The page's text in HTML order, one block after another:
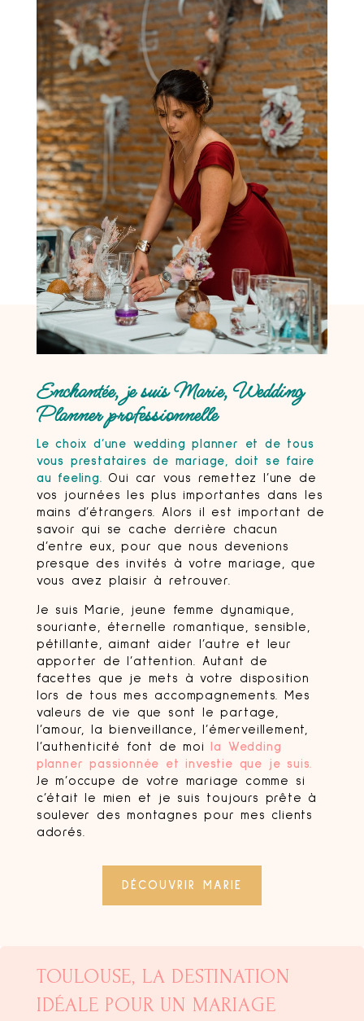
Enchantée, je suis Marie, Wedding
Planner professionnelle
Le choix d’une wedding planner et de tous
vous prestataires de mariage, doit se faire
au feeling. Oui car vous remettez l’une de
vos journées les plus importantes dans les
mains d’étrangers. Alors il est important de
savoir qui se cache derrière chacun
d’entre eux, pour que nous devenions
presque des invités à votre mariage, que
vous avez plaisir à retrouver.
Je suis Marie, jeune femme dynamique,
souriante, éternelle romantique, sensible,
pétillante, aimant aider l’autre et leur
apporter de l’attention. Autant de
facettes que je mets à votre disposition
lors de tous mes accompagnements. Mes
valeurs de vie que sont le partage,
l’amour, la bienveillance, l’émerveillement,
l’authenticité font de moi
la Wedding
planner
passionnée et investie que je suis.
Je m’occupe de votre mariage comme si
c’était le mien et je suis toujours prête à
soulever des montagnes pour mes clients
adorés.
DÉCOUVRIR MARIE
TOULOUSE, LA DESTINATION
IDÉALE POUR UN MARIAGE